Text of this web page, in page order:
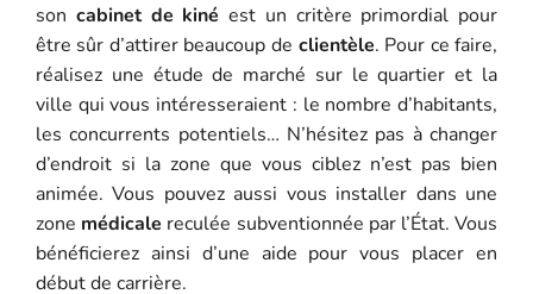
son cabinet de kiné est un critère primordial pour
être sûr d’attirer beaucoup de clientèle. Pour ce faire,
réalisez une étude de marché sur le quartier et la
ville qui vous intéresseraient : le nombre d’habitants,
les concurrents potentiels… N’hésitez pas à changer
d’endroit si la zone que vous ciblez n’est pas bien
animée. Vous pouvez aussi vous installer dans une
zone médicale reculée subventionnée par l’État. Vous
bénéficierez ainsi d’une aide pour vous placer en
début de carrière.